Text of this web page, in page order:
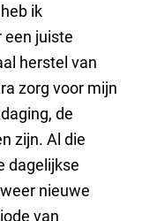
ik
een juiste
herstel van
zorg voor mijn
de
zijn. Al die
dagelijkse
nieuwe
van